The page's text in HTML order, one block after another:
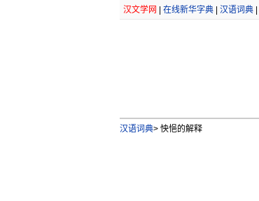
汉文学网 在线新华字典| 汉语词典|
汉语词典>怏悒的解释